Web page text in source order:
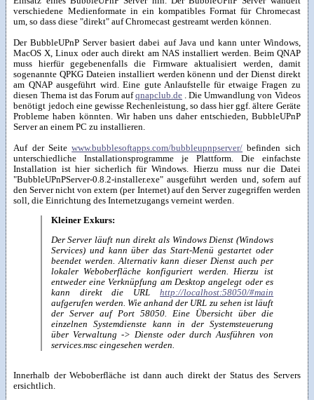
verschiedene Medienformate in ein kompatibles Format für Chromecast
um, so dass diese "direkt" auf Chromecast gestreamt werden können.
Der BubbleUPnP Server basiert dabei auf Java und kann unter Windows,
MacOS X, Linux oder auch direkt am NAS installiert werden. Beim QNAP
muss hierfür gegebenenfalls die Firmware aktualisiert werden, damit
sogenannte QPKG Dateien installiert werden könenn und der Dienst direkt
am QNAP ausgeführt wird. Eine gute Anlaufstelle für etwaige Fragen zu
diesen Thema ist das Forum aufqnapclub.de . Die Umwandlung von Videos
benötigt jedoch eine gewisse Rechenleistung, so dass hier ggf. ältere Geräte
Probleme haben könnten. Wir haben uns daher entschieden, BubbleUPnP
Server an einem PC zu installieren.
Auf der Seitewww.bubblesoftapps.com/bubbleupnpserver/ befinden sich
unterschiedliche Installationsprogramme je Plattform. Die einfachste
Installation ist hier sicherlich für Windows. Hierzu muss nur die Datei
"BubbleUPnPServer-0.8.2-installer.exe" ausgeführt werden und, sofern auf
den Server nicht von extern (per Internet) auf den Server zugegriffen werden
soll, die Einrichtung des Internetzugangs verneint werden.
Kleiner Exkurs:
Der Server läuft nun direkt als Windows Dienst (Windows
Services) und kann über das Start-Menü gestartet oder
beendet werden. Alternativ kann dieser Dienst auch per
lokaler Weboberfläche konfiguriert werden. Hierzu ist
entweder eine Verknüpfung am Desktop angelegt oder es
kann direkt die URLhttp://localhost:58050/#main
aufgerufen werden. Wie anhand der URL zu sehen ist läuft
der Server auf Port 58050. Eine Übersicht über die
einzelnen Systemdienste kann in der Systemsteuerung
über Verwaltung -> Dienste oder durch Ausführen von
services.msc eingesehen werden.
Innerhalb der Weboberfläche ist dann auch direkt der Status des Servers
ersichtlich.